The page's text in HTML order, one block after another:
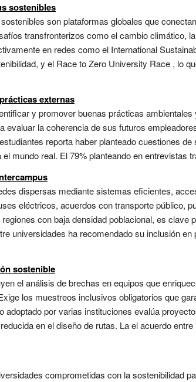
sostenibles
son plataformas globales que
transfronterizos como el cambio climático,
en redes como el International
y el Race to Zero University Race , lo
externas
y promover buenas prácticas
evaluar la coherencia de sus futuros
reporta haber planteado cuestiones
mundo real. El 79% planteando en entrevistas
dispersas mediante sistemas eficientes,
eléctricos, acuerdos con transporte público,
con baja densidad poblacional, es clave
universidades ha recomendado su inclusión
sostenible
el análisis de brechas en equipos que
los muestreos inclusivos obligatorios que
adoptado por varias instituciones evalúa
en el diseño de rutas. La el acuerdo
comprometidas con la sostenibilidad